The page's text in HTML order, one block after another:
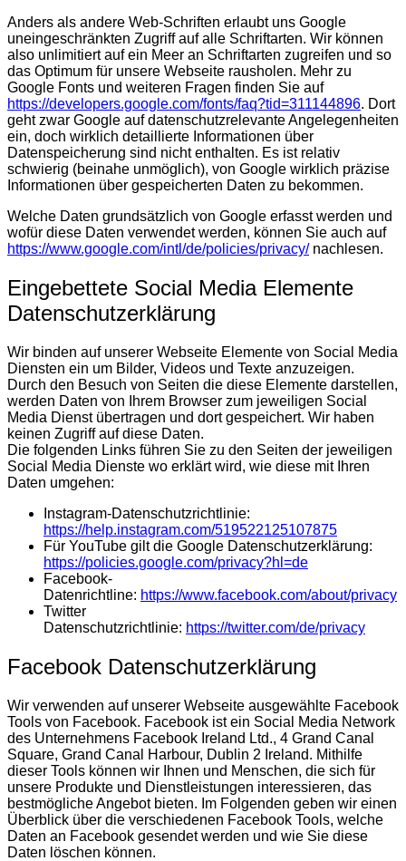
Anders als andere Web-Schriften erlaubt uns Google
uneingeschränkten Zugriff auf alle Schriftarten. Wir können
also unlimitiert auf ein Meer an Schriftarten zugreifen und so
das Optimum für unsere Webseite rausholen. Mehr zu
Google Fonts und weiteren Fragen finden Sie auf
https://developers.google.com/fonts/faq?tid=311144896. Dort
geht zwar Google auf datenschutzrelevante Angelegenheiten
ein, doch wirklich detaillierte Informationen über
Datenspeicherung sind nicht enthalten. Es ist relativ
schwierig (beinahe unmöglich), von Google wirklich präzise
Informationen über gespeicherten Daten zu bekommen.
Welche Daten grundsätzlich von Google erfasst werden und
wofür diese Daten verwendet werden, können Sie auch auf
https://www.google.com/intl/de/policies/privacy/nachlesen.
Eingebettete Social Media Elemente
Datenschutzerklärung
Wir binden auf unserer Webseite Elemente von Social Media
Diensten ein um Bilder, Videos und Texte anzuzeigen.
Durch den Besuch von Seiten die diese Elemente darstellen,
werden Daten von Ihrem Browser zum jeweiligen Social
Media Dienst übertragen und dort gespeichert. Wir haben
keinen Zugriff auf diese Daten.
Die folgenden Links führen Sie zu den Seiten der jeweiligen
Social Media Dienste wo erklärt wird, wie diese mit Ihren
Daten umgehen:
Instagram-Datenschutzrichtlinie:
https://help.instagram.com/519522125107875
Für YouTube gilt die Google Datenschutzerklärung:
https://policies.google.com/privacy?hl=de
Facebook-
Datenrichtline: https://www.facebook.com/about/privacy
Twitter
Datenschutzrichtlinie: https://twitter.com/de/privacy
Facebook Datenschutzerklärung
Wir verwenden auf unserer Webseite ausgewählte Facebook
Tools von Facebook. Facebook ist ein Social Media Network
des Unternehmens Facebook Ireland Ltd., 4 Grand Canal
Square, Grand Canal Harbour, Dublin 2 Ireland. Mithilfe
dieser Tools können wir Ihnen und Menschen, die sich für
unsere Produkte und Dienstleistungen interessieren, das
bestmögliche Angebot bieten. Im Folgenden geben wir einen
Überblick über die verschiedenen Facebook Tools, welche
Daten an Facebook gesendet werden und wie Sie diese
Daten löschen können.